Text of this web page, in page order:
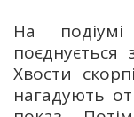
На
Хвости
нагадують